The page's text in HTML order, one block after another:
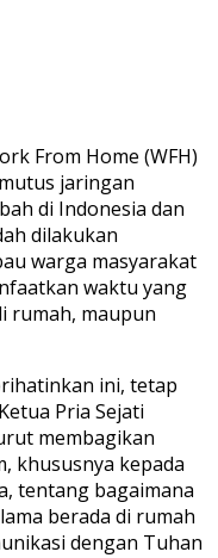
From Home (WFH)
jaringan
di Indonesia dan
dilakukan
warga masyarakat
waktu yang
rumah, maupun
ini, tetap
Pria Sejati
membagikan
khususnya kepada
tentang bagaimana
berada di rumah
dengan Tuhan